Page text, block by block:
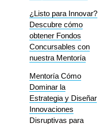
¿Listo para Innovar?
Descubre cómo
obtener Fondos
Concursables con
nuestra Mentoría
Mentoría Cómo
Dominar la
Estrategia y Diseñar
Innovaciones
Disruptivas para